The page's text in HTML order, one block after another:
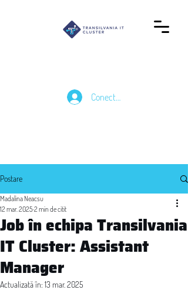
Conectează-te
Postare
Job în echipa Transilvania
IT Cluster: Assistant
Manager
Madalina Neacsu
12 mar. 20252 min de citit
Actualizată în: 13 mar. 2025